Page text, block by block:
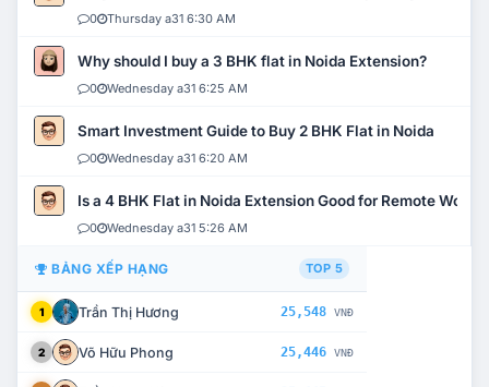
0 Thursday a31 6:30 AM
Why should I buy a 3 BHK flat in Noida Extension?
0 Wednesday a31 6:25 AM
Smart Investment Guide to Buy 2 BHK Flat in Noida
0 Wednesday a31 6:20 AM
Is a 4 BHK Flat in Noida Extension Good for Remote Work?
0 Wednesday a31 5:26 AM
BẢNG XẾP HẠNG TOP 5
1 Trần Thị Hương 25,548 VNĐ
2 Võ Hữu Phong 25,446 VNĐ